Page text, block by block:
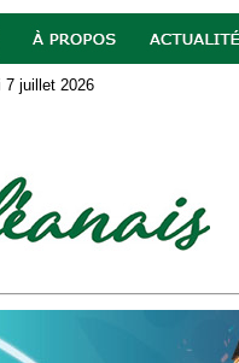
7 juillet 2026